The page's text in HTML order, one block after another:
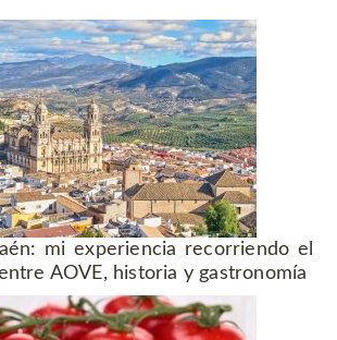
mi experiencia recorriendo el
AOVE, historia y gastronomía